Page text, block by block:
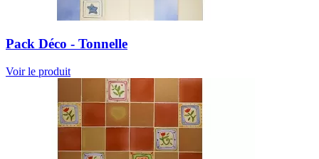
Pack Déco - Tonnelle
Voir le produit